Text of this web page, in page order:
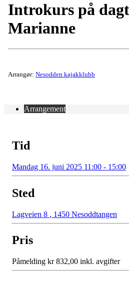
Introkurs på
Marianne
Arrangør: Nesodden kajakklubb
Arrangement
Tid
Mandag 16. juni 2025 11:00 - 15:00
Sted
Lagveien 8 , 1450 Nesoddtangen
Pris
Påmelding kr 832,00 inkl. avgifter